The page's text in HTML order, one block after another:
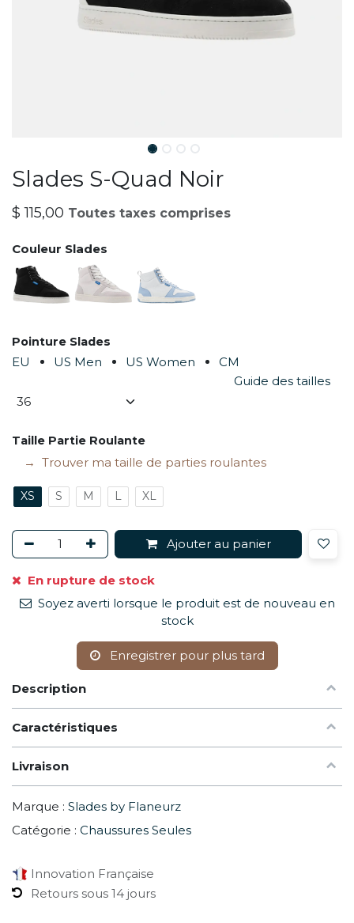
Slades S-Quad Noir
$115,00 Toutes taxes comprises
Couleur Slades
Pointure Slades
EU US Men US Women
CM
Guide des tailles
Taille Partie Roulante
Trouver ma taille de parties roulantes
XS S M L XL
Ajouter au panier
En rupture de stock
Soyez averti lorsque le produit est de nouveau en
stock
Enregistrer pour plus tard
Description
Caractéristiques
Livraison
Marque : Slades by Flaneurz
Catégorie : Chaussures Seules
Innovation Française
Retours sous 14 jours